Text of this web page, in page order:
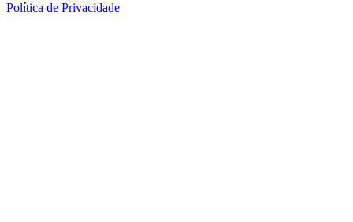
Política de Privacidade